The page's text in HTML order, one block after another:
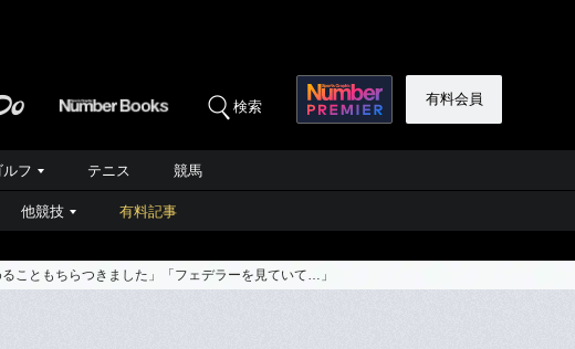
検索 有料会員
ルフ テニス 競馬
他競技 有料記事
こともちらつきました」「フェデラーを見ていて…」